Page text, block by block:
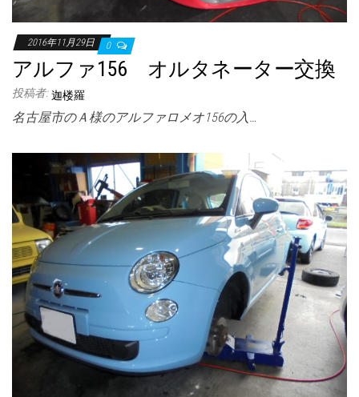
2016年11月29日 0
アルファ156 オルタネーター交換
投稿者: 迦楼羅
名古屋市のＡ様のアルファロメオ156の入…